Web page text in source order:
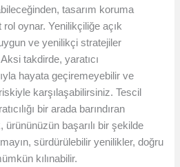
tasarım koruma
oynar. Yenilikçiliğe açık
ve yenilikçi stratejiler
takdirde, yaratıcı
hayata geçiremeyebilir ve
karşılaşabilirsiniz. Tescil
bir arada barındıran
başarılı bir şekilde
sürdürülebilir yenilikler, doğru
kılınabilir.